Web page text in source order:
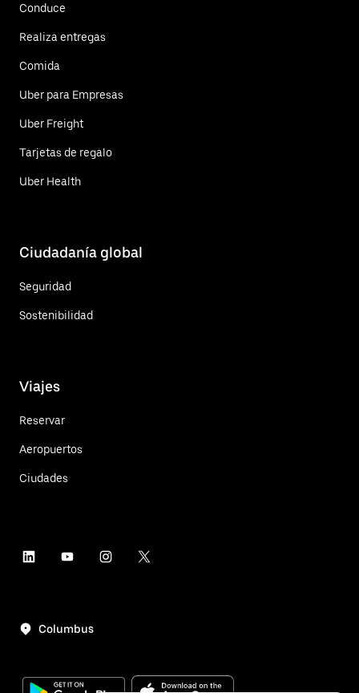
Conduce
Realiza entregas
Comida
Uber para Empresas
Uber Freight
Tarjetas de regalo
Uber Health
Ciudadanía global
Seguridad
Sostenibilidad
Viajes
Reservar
Aeropuertos
Ciudades
Columbus